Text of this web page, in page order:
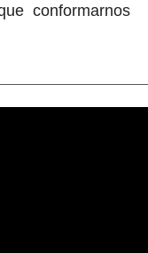
conformarnos